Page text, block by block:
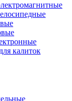
калиток